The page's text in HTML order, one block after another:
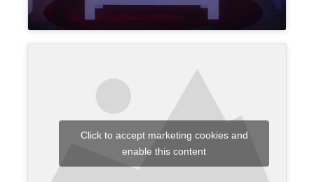
Click to accept marketing cookies and
enable this content